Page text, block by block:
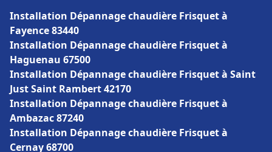
Installation Dépannage chaudière Frisquet à
Fayence 83440
Installation Dépannage chaudière Frisquet à
Haguenau 67500
Installation Dépannage chaudière Frisquet à Saint
Just Saint Rambert 42170
Installation Dépannage chaudière Frisquet à
Ambazac 87240
Installation Dépannage chaudière Frisquet à
Cernay 68700